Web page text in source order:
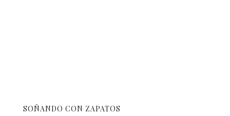
SOÑANDO CON ZAPATOS